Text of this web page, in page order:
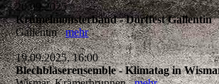
20.09.2025
Krümelmonsterband - Dorffest Gallentin
Gallentinmehr
19.09.2025, 16:00
Blechbläserensemble - Klimatag in